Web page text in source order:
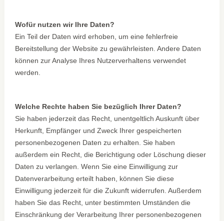
Wofür nutzen wir Ihre Daten?
Ein Teil der Daten wird erhoben, um eine fehlerfreie
Bereitstellung der Website zu gewährleisten. Andere Daten
können zur Analyse Ihres Nutzerverhaltens verwendet
werden.
Welche Rechte haben Sie bezüglich Ihrer Daten?
Sie haben jederzeit das Recht, unentgeltlich Auskunft über
Herkunft, Empfänger und Zweck Ihrer gespeicherten
personenbezogenen Daten zu erhalten. Sie haben
außerdem ein Recht, die Berichtigung oder Löschung dieser
Daten zu verlangen. Wenn Sie eine Einwilligung zur
Datenverarbeitung erteilt haben, können Sie diese
Einwilligung jederzeit für die Zukunft widerrufen. Außerdem
haben Sie das Recht, unter bestimmten Umständen die
Einschränkung der Verarbeitung Ihrer personenbezogenen